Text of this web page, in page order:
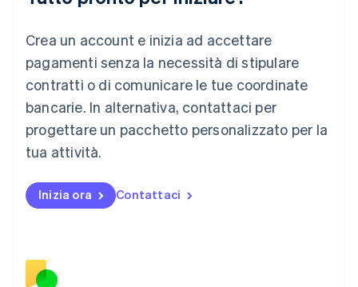
Crea un account e inizia ad accettare
pagamenti senza la necessità di stipulare
contratti o di comunicare le tue coordinate
bancarie. In alternativa, contattaci per
progettare un pacchetto personalizzato per la
tua attività.
Inizia ora Contattaci
Lussemburgo
Deutsch English
Malaysia
English 简体中文
Malta
Messico
EspañolEnglish
English
Nuova Zelanda
English